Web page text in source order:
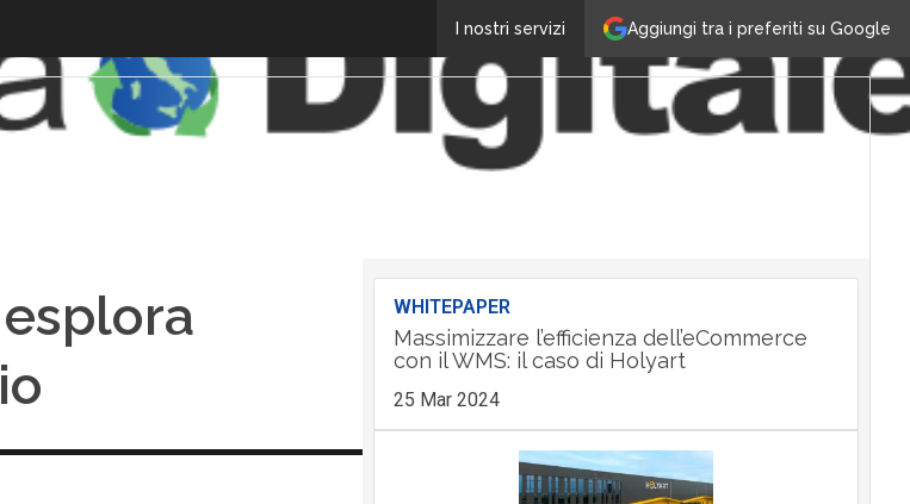
Aggiungi tra i preferiti su Google
I nostri servizi
WHITEPAPER
Massimizzare l’efficienza dell’eCommerce
con il WMS: il caso di Holyart
25 Mar 2024